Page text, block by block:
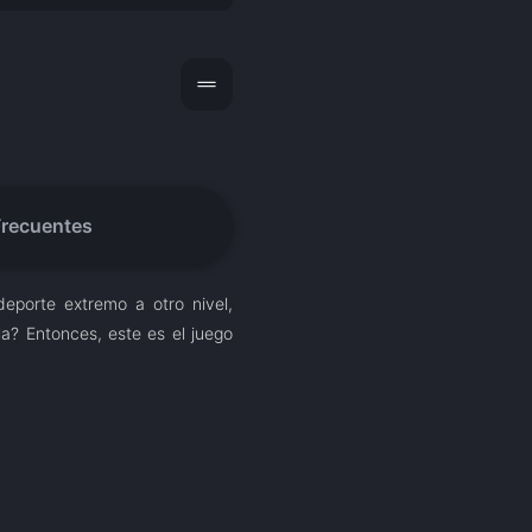
drag_handle
extremo a otro nivel,
Entonces, este es el juego